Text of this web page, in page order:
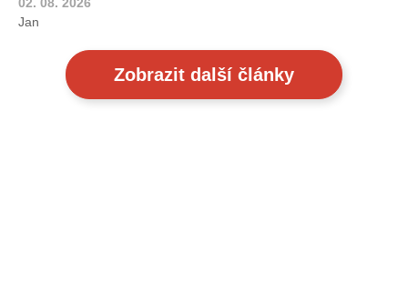
Jan
Zobrazit další články